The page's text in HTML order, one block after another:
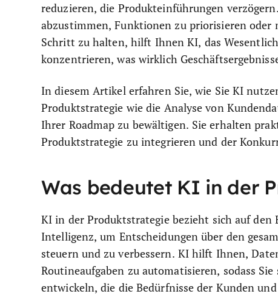
reduzieren, die Produkteinführungen
abzustimmen, Funktionen zu priorisieren
Schritt zu halten, hilft Ihnen KI, das
konzentrieren, was wirklich
In diesem Artikel erfahren Sie, wie Sie KI
Produktstrategie wie die Analyse von
Ihrer Roadmap zu bewältigen. Sie erhalten
Produktstrategie zu integrieren und der
Was bedeutet KI in der
KI in der Produktstrategie bezieht sich auf
Intelligenz, um Entscheidungen über den
steuern und zu verbessern. KI hilft Ihnen,
Routineaufgaben zu automatisieren, sodass
entwickeln, die die Bedürfnisse der Kunden